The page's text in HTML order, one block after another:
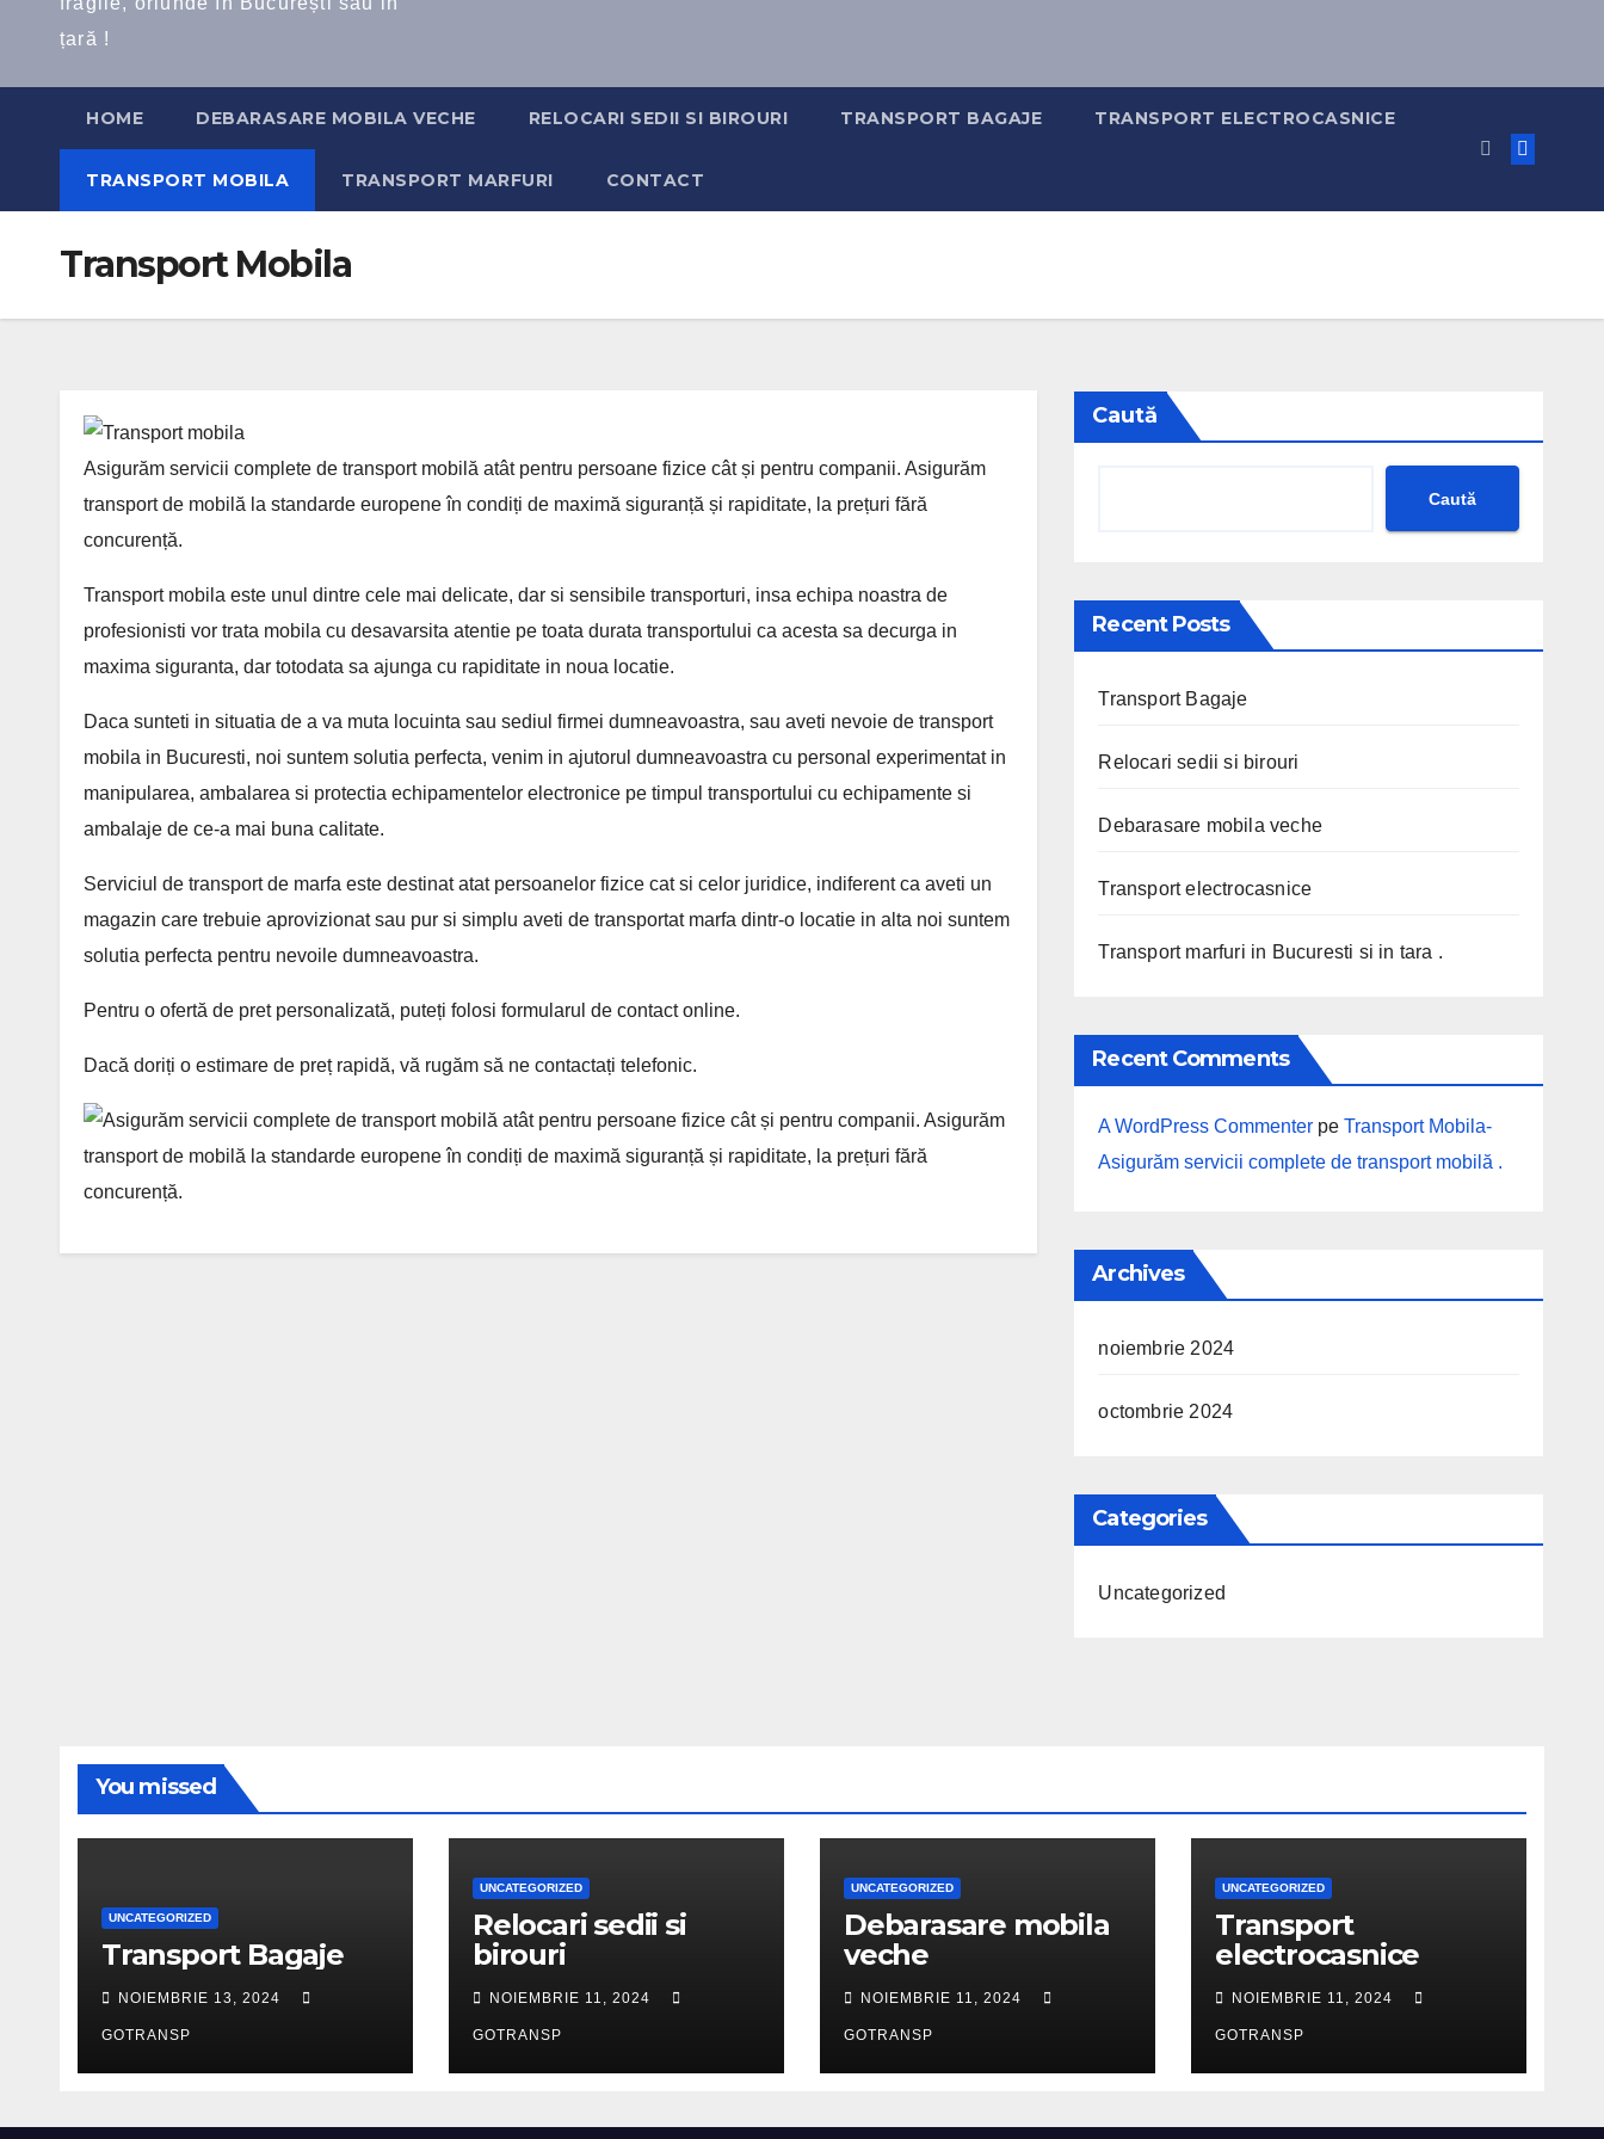
țară !
HOME DEBARASARE MOBILA VECHE RELOCARI SEDII SI BIROURI TRANSPORT BAGAJE TRANSPORT ELECTROCASNICE
TRANSPORT MOBILA TRANSPORT MARFURI CONTACT
Transport Mobila
Asigurăm servicii complete de transport mobilă atât pentru persoane fizice cât și pentru companii. Asigurăm
transport de mobilă la standarde europene în condiți de maximă siguranță și rapiditate, la prețuri fără
concurență.
Transport mobila este unul dintre cele mai delicate, dar si sensibile transporturi, insa echipa noastra de
profesionisti vor trata mobila cu desavarsita atentie pe toata durata transportului ca acesta sa decurga in
maxima siguranta, dar totodata sa ajunga cu rapiditate in noua locatie.
Daca sunteti in situatia de a va muta locuinta sau sediul firmei dumneavoastra, sau aveti nevoie de transport
mobila in Bucuresti, noi suntem solutia perfecta, venim in ajutorul dumneavoastra cu personal experimentat in
manipularea, ambalarea si protectia echipamentelor electronice pe timpul transportului cu echipamente si
ambalaje de ce-a mai buna calitate.
Serviciul de transport de marfa este destinat atat persoanelor fizice cat si celor juridice, indiferent ca aveti un
magazin care trebuie aprovizionat sau pur si simplu aveti de transportat marfa dintr-o locatie in alta noi suntem
solutia perfecta pentru nevoile dumneavoastra.
Pentru o ofertă de pret personalizată, puteți folosi formularul de contact online.
Dacă doriți o estimare de preț rapidă, vă rugăm să ne contactați telefonic.
Caută
Caută
Recent Posts
Transport Bagaje
Relocari sedii si birouri
Debarasare mobila veche
Transport electrocasnice
Transport marfuri in Bucuresti si in tara .
Recent Comments
A WordPress Commenter peTransport Mobila-
Asigurăm servicii complete de transport mobilă .
Archives
noiembrie 2024
octombrie 2024
Categories
Uncategorized
You missed
UNCATEGORIZED
Transport Bagaje
NOIEMBRIE 13, 2024
GOTRANSP
UNCATEGORIZED
Relocari sedii si
birouri
NOIEMBRIE 11, 2024
GOTRANSP
UNCATEGORIZED
Debarasare mobila
veche
NOIEMBRIE 11, 2024
GOTRANSP
UNCATEGORIZED
Transport
electrocasnice
NOIEMBRIE 11, 2024
GOTRANSP